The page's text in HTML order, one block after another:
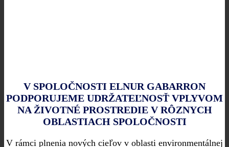
V SPOLOČNOSTI ELNUR GABARRON
PODPORUJEME UDRŽATEĽNOSŤ VPLYVOM
NA ŽIVOTNÉ PROSTREDIE V RÔZNYCH
OBLASTIACH SPOLOČNOSTI
V rámci plnenia nových cieľov v oblasti environmentálnej